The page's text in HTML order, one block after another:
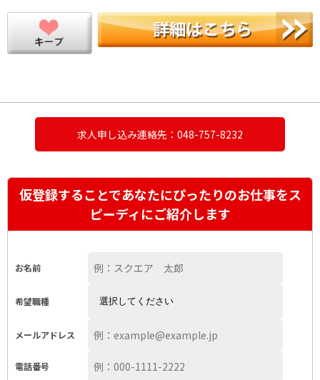
求人申し込み連絡先：048-757-8232
仮登録することであなたにぴったりのお仕事をス
ピーディにご紹介します
お名前
希望職種
メールアドレス
電話番号